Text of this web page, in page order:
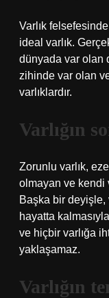
Varlık
ideal varlık.
dünyada var olan
zihinde var olan
varlıklardır.
Varlığın
Zorunlu varlık,
olmayan ve kendi
Başka bir deyişle,
hayatta
ve hiçbir varlığa
yaklaşamaz.
Varlığın